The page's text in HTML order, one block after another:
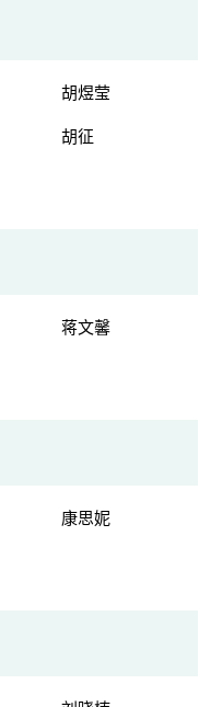
胡煜莹
胡征
蒋文馨
康思妮